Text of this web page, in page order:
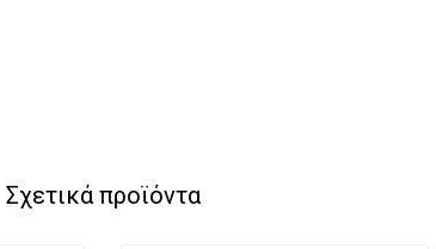
Σχετικά προϊόντα